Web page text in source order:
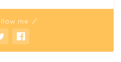
me ／